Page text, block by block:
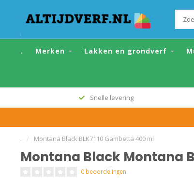
. Merken Lakken en grondverf
Snelle levering
. / Montana Black BLK7110 Gambetta 400 ml
Montana Black Montana Black
Montana Black Montana
0 beoordelingen